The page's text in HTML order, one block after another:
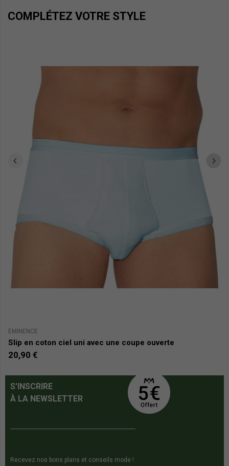
COMPLÉTEZ VOTRE STYLE
EMINENCE
Slip en coton ciel uni avec une coupe ouverte
20,90 €
S'INSCRIRE
À LA NEWSLETTER
Recevez nos bons plans et conseils mode !